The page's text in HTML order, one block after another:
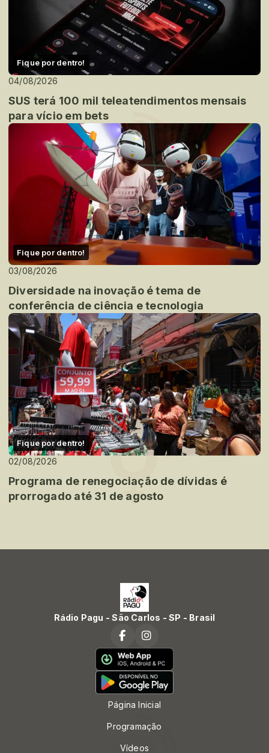
Fique por dentro!
04/08/2026
SUS terá 100 mil teleatendimentos mensais
para vício em bets
Fique por dentro!
03/08/2026
Diversidade na inovação é tema de
conferência de ciência e tecnologia
Fique por dentro!
02/08/2026
Programa de renegociação de dívidas é
prorrogado até 31 de agosto
Rádio Pagu - São Carlos - SP - Brasil
Página Inicial
Programação
Vídeos